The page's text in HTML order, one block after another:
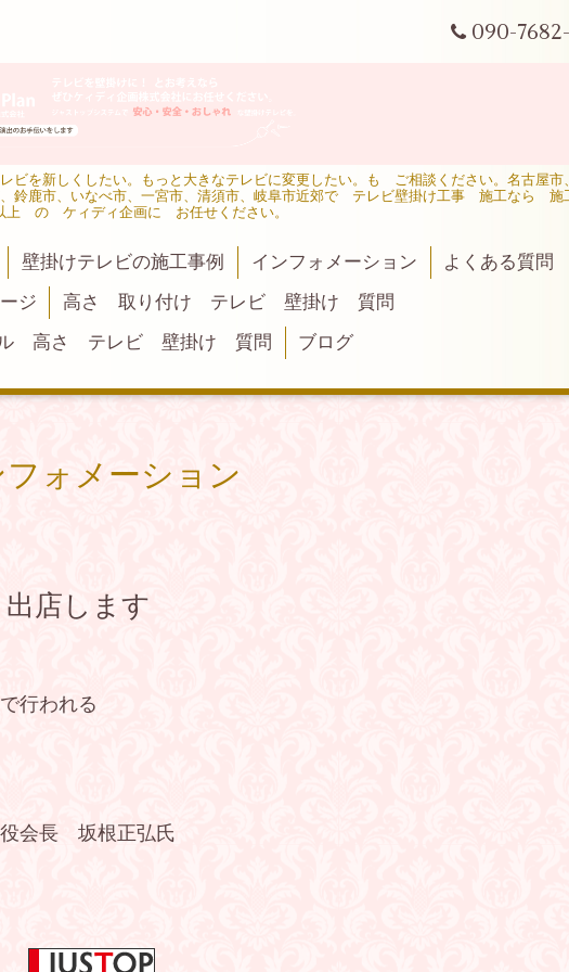
090-
ビを新しくしたい。もっと大きなテレビに変更したい。も ご相談ください。名古屋市
、鈴鹿市、いなべ市、一宮市、清須市、岐阜市近郊で テレビ壁掛け工事 施工なら
上 の ケィディ企画に お任せください。
壁掛けテレビの施工事例 インフォメーション
よくある質問
ジ
高さ 取り付け テレビ 壁掛け 質問
高さ テレビ 壁掛け 質問
ブログ
ォメーション
店します
行われる
役会長 坂根正弘氏